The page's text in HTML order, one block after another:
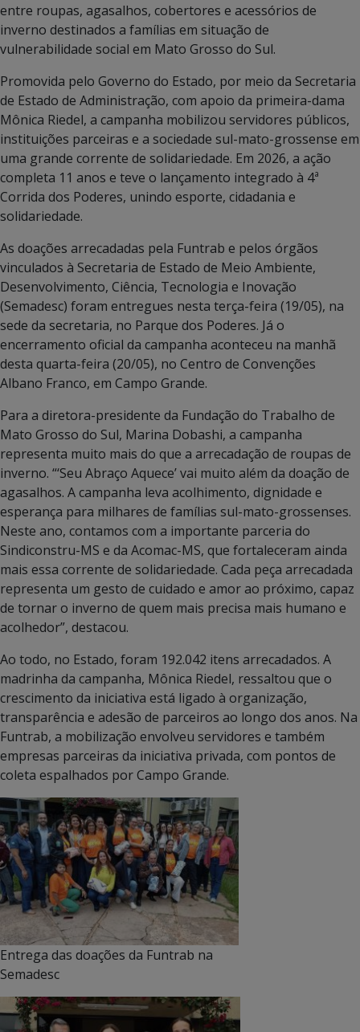
entre roupas, agasalhos, cobertores e acessórios de
inverno destinados a famílias em situação de
vulnerabilidade social em Mato Grosso do Sul.
Promovida pelo Governo do Estado, por meio da Secretaria
de Estado de Administração, com apoio da primeira-dama
Mônica Riedel, a campanha mobilizou servidores públicos,
instituições parceiras e a sociedade sul-mato-grossense em
uma grande corrente de solidariedade. Em 2026, a ação
completa 11 anos e teve o lançamento integrado à 4ª
Corrida dos Poderes, unindo esporte, cidadania e
solidariedade.
As doações arrecadadas pela Funtrab e pelos órgãos
vinculados à Secretaria de Estado de Meio Ambiente,
Desenvolvimento, Ciência, Tecnologia e Inovação
(Semadesc) foram entregues nesta terça-feira (19/05), na
sede da secretaria, no Parque dos Poderes. Já o
encerramento oficial da campanha aconteceu na manhã
desta quarta-feira (20/05), no Centro de Convenções
Albano Franco, em Campo Grande.
Para a diretora-presidente da Fundação do Trabalho de
Mato Grosso do Sul, Marina Dobashi, a campanha
representa muito mais do que a arrecadação de roupas de
inverno. “‘Seu Abraço Aquece’ vai muito além da doação de
agasalhos. A campanha leva acolhimento, dignidade e
esperança para milhares de famílias sul-mato-grossenses.
Neste ano, contamos com a importante parceria do
Sindiconstru-MS e da Acomac-MS, que fortaleceram ainda
mais essa corrente de solidariedade. Cada peça arrecadada
representa um gesto de cuidado e amor ao próximo, capaz
de tornar o inverno de quem mais precisa mais humano e
acolhedor”, destacou.
Ao todo, no Estado, foram 192.042 itens arrecadados. A
madrinha da campanha, Mônica Riedel, ressaltou que o
crescimento da iniciativa está ligado à organização,
transparência e adesão de parceiros ao longo dos anos. Na
Funtrab, a mobilização envolveu servidores e também
empresas parceiras da iniciativa privada, com pontos de
coleta espalhados por Campo Grande.
Entrega das doações da Funtrab na
Semadesc